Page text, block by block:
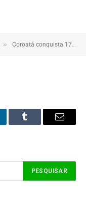
» Coroatá conquista 17 medalhas na etapa regional do JEMs em Vargem Grande
Tumblr Email